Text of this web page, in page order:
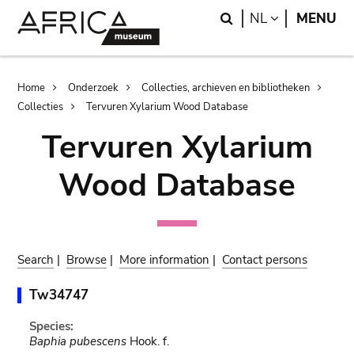
Search
NL LANGUAGE
MENU
Breadcrumb
Home Onderzoek
Collecties, archieven en bibliotheken
Collecties
Tervuren Xylarium Wood Database
Tervuren Xylarium
Wood Database
Search | Browse | More information | Contact persons
Tw34747
Species:
Baphia pubescensHook. f.